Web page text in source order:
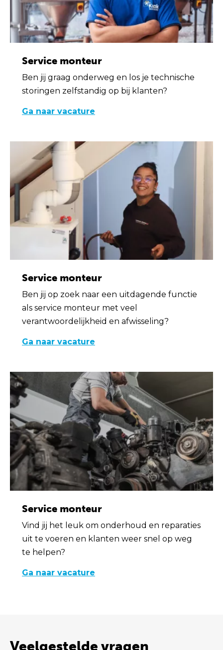
Service monteur
Ben jij graag onderweg en los je technische
storingen zelfstandig op bij klanten?
Ga naar vacature
Service monteur
Ben jij op zoek naar een uitdagende functie
als service monteur met veel
verantwoordelijkheid en afwisseling?
Ga naar vacature
Service monteur
Vind jij het leuk om onderhoud en reparaties
uit te voeren en klanten weer snel op weg
te helpen?
Ga naar vacature
Veelgestelde vragen